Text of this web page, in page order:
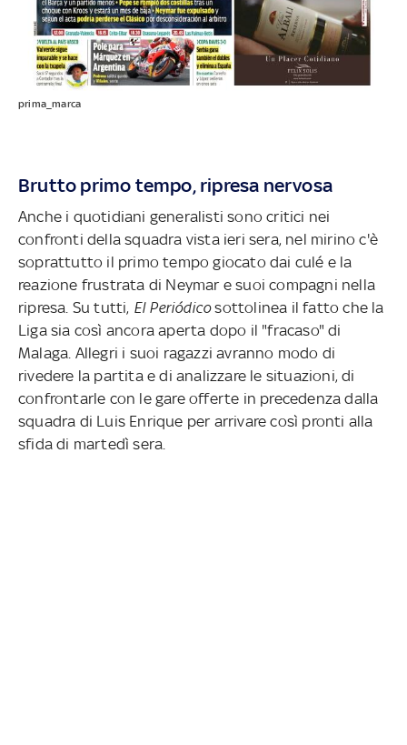
prima_marca
Brutto primo tempo, ripresa nervosa
Anche i quotidiani generalisti sono critici nei
confronti della squadra vista ieri sera, nel mirino c'è
soprattutto il primo tempo giocato dai culé e la
reazione frustrata di Neymar e suoi compagni nella
ripresa. Su tutti, El Periódicosottolinea il fatto che la
Liga sia così ancora aperta dopo il "fracaso" di
Malaga. Allegri i suoi ragazzi avranno modo di
rivedere la partita e di analizzare le situazioni, di
confrontarle con le gare offerte in precedenza dalla
squadra di Luis Enrique per arrivare così pronti alla
sfida di martedì sera.